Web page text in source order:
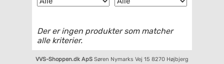
Der er ingen produkter som matcher
alle kriterier.
VVS-Shoppen.dk ApS Søren Nymarks Vej 15 8270 Højbjerg